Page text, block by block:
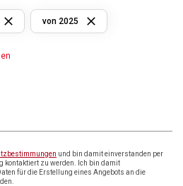
von 2025
und bin damit einverstanden per
kontaktiert zu werden. Ich bin damit
für die Erstellung eines Angebots an die